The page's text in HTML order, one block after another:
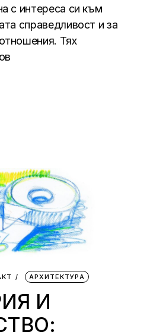
с интереса си към
справедливост и за
Тях
АРХИТЕКТУРА
И